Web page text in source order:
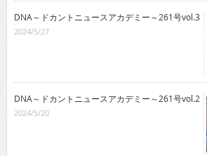
DNA～ドカントニュースアカデミー～261号vol.3
2024/5/27
DNA～ドカントニュースアカデミー～261号vol.2
2024/5/20